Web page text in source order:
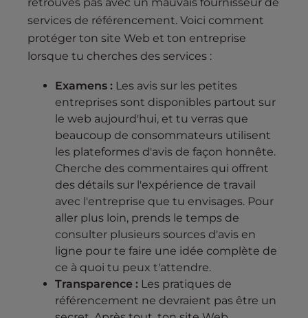
services de référencement. Voici comment
protéger ton site Web et ton entreprise
lorsque tu cherches des services :
Examens : Les avis sur les petites
entreprises sont disponibles partout sur
le web aujourd'hui, et tu verras que
beaucoup de consommateurs utilisent
les plateformes d'avis de façon honnête.
Cherche des commentaires qui offrent
des détails sur l'expérience de travail
avec l'entreprise que tu envisages. Pour
aller plus loin, prends le temps de
consulter plusieurs sources d'avis en
ligne pour te faire une idée complète de
ce à quoi tu peux t'attendre.
Transparence : Les pratiques de
référencement ne devraient pas être un